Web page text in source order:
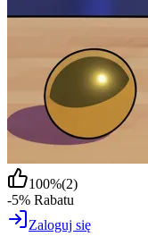
100%(2)
-5% Rabatu
Zaloguj się